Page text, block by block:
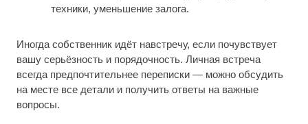
техники, уменьшение залога.
Иногда собственник идёт навстречу, если почувствует
вашу серьёзность и порядочность. Личная встреча
всегда предпочтительнее переписки — можно обсудить
на месте все детали и получить ответы на важные
вопросы.